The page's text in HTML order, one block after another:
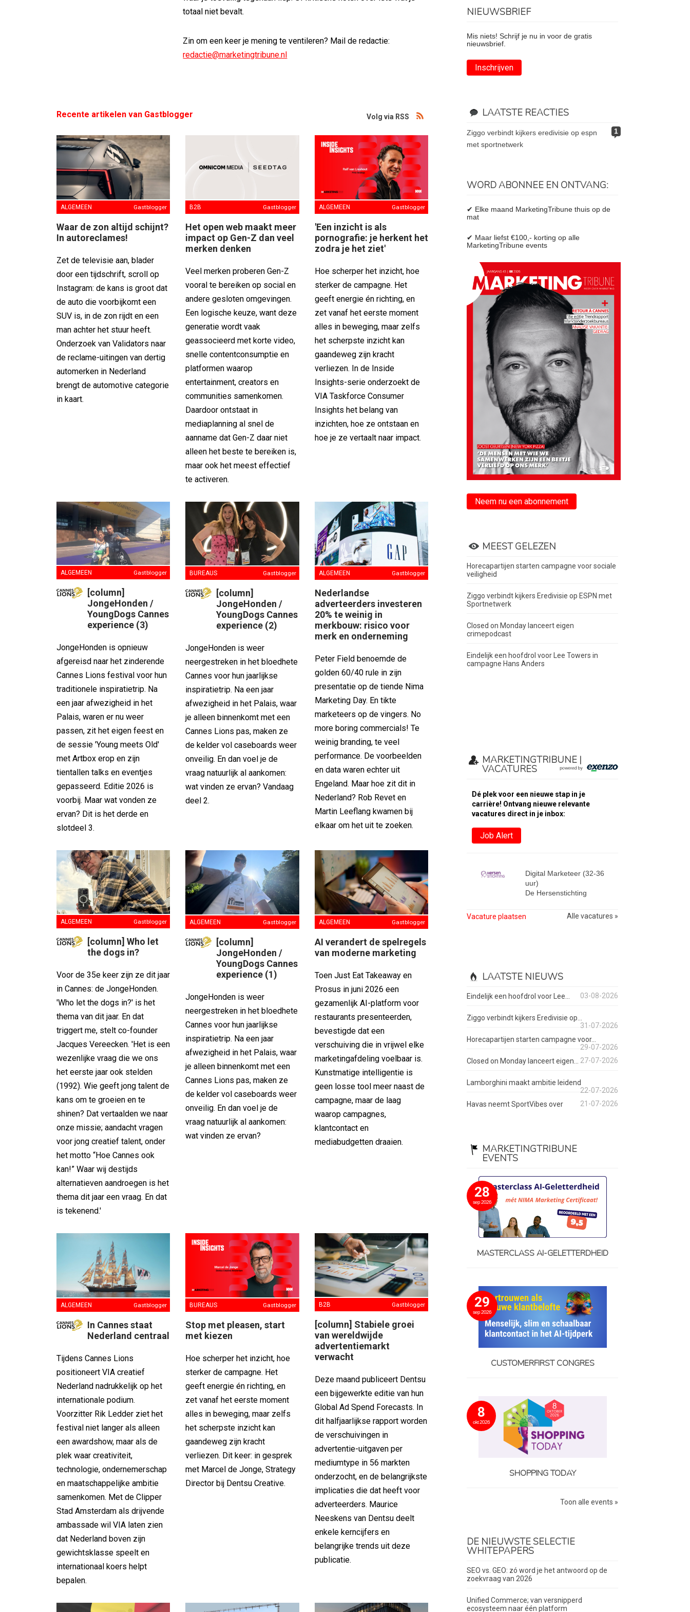
totaal niet bevalt.
Zin om een keer je mening te ventileren? Mail de redactie:
redactie@marketingtribune.nl
Recente artikelen van Gastblogger Volg via RSS
ALGEMEEN Gastblogger
Waar de zon altijd schijnt?
In autoreclames!
Zet de televisie aan, blader
door een tijdschrift, scroll op
Instagram: de kans is groot dat
de auto die voorbijkomt een
SUV is, in de zon rijdt en een
man achter het stuur heeft.
Onderzoek van Validators naar
de reclame-uitingen van dertig
automerken in Nederland
brengt de automotive categorie
in kaart.
B2B Gastblogger
Het open web maakt meer
impact op Gen-Z dan veel
merken denken
Veel merken proberen Gen-Z
vooral te bereiken op social en
andere gesloten omgevingen.
Een logische keuze, want deze
generatie wordt vaak
geassocieerd met korte video,
snelle contentconsumptie en
platformen waarop
entertainment, creators en
communities samenkomen.
Daardoor ontstaat in
mediaplanning al snel de
aanname dat Gen-Z daar niet
alleen het beste te bereiken is,
maar ook het meest effectief
te activeren.
ALGEMEEN Gastblogger
'Een inzicht is als
pornografie: je herkent het
zodra je het ziet'
Hoe scherper het inzicht, hoe
sterker de campagne. Het
geeft energie én richting, en
zet vanaf het eerste moment
alles in beweging, maar zelfs
het scherpste inzicht kan
gaandeweg zijn kracht
verliezen. In de Inside
Insights-serie onderzoekt de
VIA Taskforce Consumer
Insights het belang van
inzichten, hoe ze ontstaan en
hoe je ze vertaalt naar impact.
ALGEMEEN Gastblogger
[column]
JongeHonden /
YoungDogs Cannes
experience (3)
JongeHonden is opnieuw
afgereisd naar het zinderende
Cannes Lions festival voor hun
traditionele inspiratietrip. Na
een jaar afwezigheid in het
Palais, waren er nu weer
passen, zit het eigen feest en
de sessie 'Young meets Old'
met Artbox erop en zijn
tientallen talks en eventjes
gepasseerd. Editie 2026 is
voorbij. Maar wat vonden ze
ervan? Dit is het derde en
slotdeel 3.
BUREAUS Gastblogger
[column]
JongeHonden /
YoungDogs Cannes
experience (2)
JongeHonden is weer
neergestreken in het bloedhete
Cannes voor hun jaarlijkse
inspiratietrip. Na een jaar
afwezigheid in het Palais, waar
je alleen binnenkomt met een
Cannes Lions pas, maken ze
de kelder vol caseboards weer
onveilig. En dan voel je de
vraag natuurlijk al aankomen:
wat vinden ze ervan? Vandaag
deel 2.
ALGEMEEN Gastblogger
Nederlandse
adverteerders investeren
20% te weinig in
merkbouw: risico voor
merk en onderneming
Peter Field benoemde de
golden 60/40 rule in zijn
presentatie op de tiende Nima
Marketing Day. En tikte
marketeers op de vingers. No
more boring commercials! Te
weinig branding, te veel
performance. De voorbeelden
en data waren echter uit
Engeland. Maar hoe zit dit in
Nederland? Rob Revet en
Martin Leeflang kwamen bij
elkaar om het uit te zoeken.
ALGEMEEN Gastblogger
[column] Who let
the dogs in?
Voor de 35e keer zijn ze dit jaar
in Cannes: de JongeHonden.
'Who let the dogs in?' is het
thema van dit jaar. En dat
triggert me, stelt co-founder
Jacques Vereecken. 'Het is een
wezenlijke vraag die we ons
het eerste jaar ook stelden
(1992). Wie geeft jong talent de
kans om te groeien en te
shinen? Dat vertaalden we naar
onze missie; aandacht vragen
voor jong creatief talent, onder
het motto “Hoe Cannes ook
kan!” Waar wij destijds
alternatieven aandroegen is het
thema dit jaar een vraag. En dat
is tekenend.'
ALGEMEEN Gastblogger
[column]
JongeHonden /
YoungDogs Cannes
experience (1)
JongeHonden is weer
neergestreken in het bloedhete
Cannes voor hun jaarlijkse
inspiratietrip. Na een jaar
afwezigheid in het Palais, waar
je alleen binnenkomt met een
Cannes Lions pas, maken ze
de kelder vol caseboards weer
onveilig. En dan voel je de
vraag natuurlijk al aankomen:
wat vinden ze ervan?
ALGEMEEN Gastblogger
AI verandert de spelregels
van moderne marketing
Toen Just Eat Takeaway en
Prosus in juni 2026 een
gezamenlijk AI-platform voor
restaurants presenteerden,
bevestigde dat een
verschuiving die in vrijwel elke
marketingafdeling voelbaar is.
Kunstmatige intelligentie is
geen losse tool meer naast de
campagne, maar de laag
waarop campagnes,
klantcontact en
mediabudgetten draaien.
ALGEMEEN Gastblogger
In Cannes staat
Nederland centraal
Tijdens Cannes Lions
positioneert VIA creatief
Nederland nadrukkelijk op het
internationale podium.
Voorzitter Rik Ledder ziet het
festival niet langer als alleen
een awardshow, maar als de
plek waar creativiteit,
technologie, ondernemerschap
en maatschappelijke ambitie
samenkomen. Met de Clipper
Stad Amsterdam als drijvende
ambassade wil VIA laten zien
dat Nederland boven zijn
gewichtsklasse speelt en
internationaal koers helpt
bepalen.
BUREAUS Gastblogger
Stop met pleasen, start
met kiezen
Hoe scherper het inzicht, hoe
sterker de campagne. Het
geeft energie én richting, en
zet vanaf het eerste moment
alles in beweging, maar zelfs
het scherpste inzicht kan
gaandeweg zijn kracht
verliezen. Dit keer: in gesprek
met Marcel de Jonge, Strategy
Director bij Dentsu Creative.
B2B Gastblogger
[column] Stabiele groei
van wereldwijde
advertentiemarkt
verwacht
Deze maand publiceert Dentsu
een bijgewerkte editie van hun
Global Ad Spend Forecasts. In
dit halfjaarlijkse rapport worden
de verschuivingen in
advertentie-uitgaven per
mediumtype in 56 markten
onderzocht, en de belangrijkste
implicaties die dat heeft voor
adverteerders. Maurice
Neeskens van Dentsu deelt
enkele kerncijfers en
belangrijke trends uit deze
publicatie.
NIEUWSBRIEF
Mis niets! Schrijf je nu in voor de gratis
nieuwsbrief.
Inschrijven
LAATSTE REACTIES
1
ziggo verbindt kijkers eredivisie op espn
met sportnetwerk
WORD ABONNEE EN ONTVANG:
✔ Elke maand MarketingTribune thuis op de
mat
✔ Maar liefst €100,- korting op alle
MarketingTribune events
Neem nu een abonnement
MEEST GELEZEN
Horecapartijen starten campagne voor sociale
veiligheid
Ziggo verbindt kijkers Eredivisie op ESPN met
Sportnetwerk
Closed on Monday lanceert eigen
crimepodcast
Eindelijk een hoofdrol voor Lee Towers in
campagne Hans Anders
MARKETINGTRIBUNE |
VACATURES
Dé plek voor een nieuwe stap in je
carrière! Ontvang nieuwe relevante
vacatures direct in je inbox:
Job Alert
Digital Marketeer (32-36
uur)
De Hersenstichting
Vacature plaatsen Alle vacatures »
LAATSTE NIEUWS
Eindelijk een hoofdrol voor Lee... 03-08-2026
Ziggo verbindt kijkers Eredivisie op...
31-07-2026
Horecapartijen starten campagne voor...
29-07-2026
Closed on Monday lanceert eigen...
27-07-2026
Lamborghini maakt ambitie leidend
22-07-2026
Havas neemt SportVibes over
21-07-2026
MARKETINGTRIBUNE
EVENTS
28
sep 2026
MASTERCLASS AI-GELETTERDHEID
29
sep 2026
CUSTOMERFIRST CONGRES
8
okt 2026
SHOPPING TODAY
Toon alle events »
DE NIEUWSTE SELECTIE
WHITEPAPERS
SEO vs. GEO: zó word je het antwoord op de
zoekvraag van 2026
Unified Commerce; van versnipperd
ecosysteem naar één platform